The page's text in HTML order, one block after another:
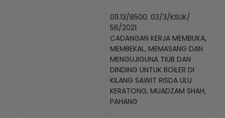
011.13/8500. 03/3/KSUK/
56/2021
CADANGAN KERJA MEMBUKA,
MEMBEKAL, MEMASANG DAN
MENGUJIGUNA TIUB DAN
DINDING UNTUK BOILER DI
KILANG SAWIT RISDA ULU
KERATONG, MUADZAM SHAH,
PAHANG